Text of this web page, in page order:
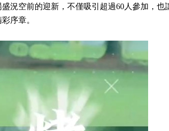
況空前的迎新，不僅吸引超過60人參加，
序章。